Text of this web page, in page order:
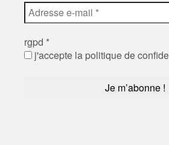
rgpd *
j'accepte la politique de